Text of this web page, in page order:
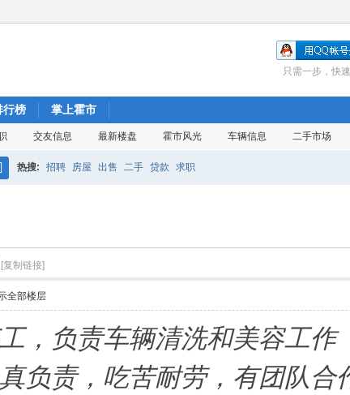
只需一步，快
行榜 掌上霍市
交友信息 最新楼盘 霍市风光 车辆信息 二手市场
热搜: 招聘 房屋 出售 二手 贷款 求职
[复制链接]
全部楼层
，负责车辆清洗和美容工作
负责，吃苦耐劳，有团队合